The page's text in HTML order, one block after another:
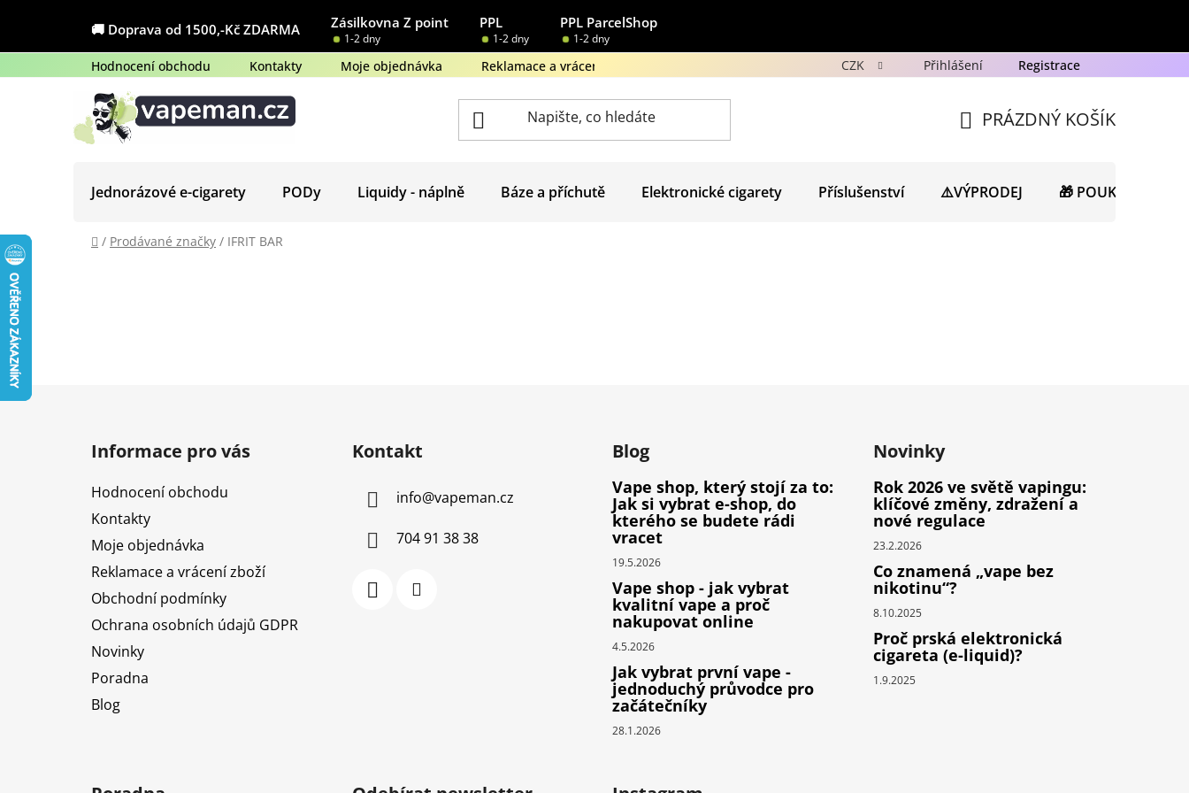
obsah
🚚 Doprava od 1500,-Kč ZDARMA Zásilkovna Z point PPL PPL ParcelShop
1-2 dny 1-2 dny 1-2 dny
Hodnocení obchodu Kontakty Moje objednávka Reklamace a vrácení zboží Ochrana osobních údajů GDPR Novinky
CZK Přihlášení Registrace
KOŠÍK
PRÁZDNÝ KOŠÍK
Jednorázové e-cigarety PODy Liquidy - náplně Báze a příchutě Elektronické cigarety Příslušenství ⚠️VÝPRODEJ 🎁 POUKAZY
Domů
/ Prodávané značky / IFRIT BAR
Informace pro vás
Hodnocení obchodu
Kontakty
Moje objednávka
Reklamace a vrácení zboží
Obchodní podmínky
Ochrana osobních údajů GDPR
Novinky
Poradna
Blog
Kontakt
info@vapeman.cz
704 91 38 38
Blog
Vape shop, který stojí za to:
Jak si vybrat e-shop, do
kterého se budete rádi
vracet
19.5.2026
Vape shop - jak vybrat
kvalitní vape a proč
nakupovat online
4.5.2026
Jak vybrat první vape -
jednoduchý průvodce pro
začátečníky
28.1.2026
Novinky
Rok 2026 ve světě vapingu:
klíčové změny, zdražení a
nové regulace
23.2.2026
Co znamená „vape bez
nikotinu“?
8.10.2025
Proč prská elektronická
cigareta (e-liquid)?
1.9.2025